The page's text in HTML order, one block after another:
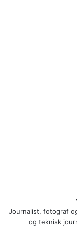
Journalist, fotograf
og teknisk